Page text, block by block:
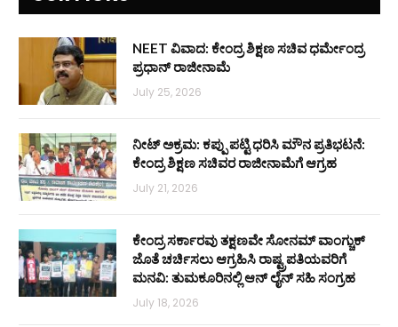
NEET ವಿವಾದ: ಕೇಂದ್ರ ಶಿಕ್ಷಣ ಸಚಿವ ಧರ್ಮೇಂದ್ರ
ಪ್ರಧಾನ್ ರಾಜೀನಾಮೆ
July 25, 2026
ನೀಟ್ ಅಕ್ರಮ: ಕಪ್ಪು ಪಟ್ಟಿ ಧರಿಸಿ ಮೌನ ಪ್ರತಿಭಟನೆ:
ಕೇಂದ್ರ ಶಿಕ್ಷಣ ಸಚಿವರ ರಾಜೀನಾಮೆಗೆ ಆಗ್ರಹ
July 21, 2026
ಕೇಂದ್ರ ಸರ್ಕಾರವು ತಕ್ಷಣವೇ ಸೋನಮ್ ವಾಂಗ್ಚುಕ್
ಜೊತೆ ಚರ್ಚಿಸಲು ಆಗ್ರಹಿಸಿ ರಾಷ್ಟ್ರಪತಿಯವರಿಗೆ
ಮನವಿ: ತುಮಕೂರಿನಲ್ಲಿ ಆನ್‌ ಲೈನ್ ಸಹಿ ಸಂಗ್ರಹ
July 18, 2026